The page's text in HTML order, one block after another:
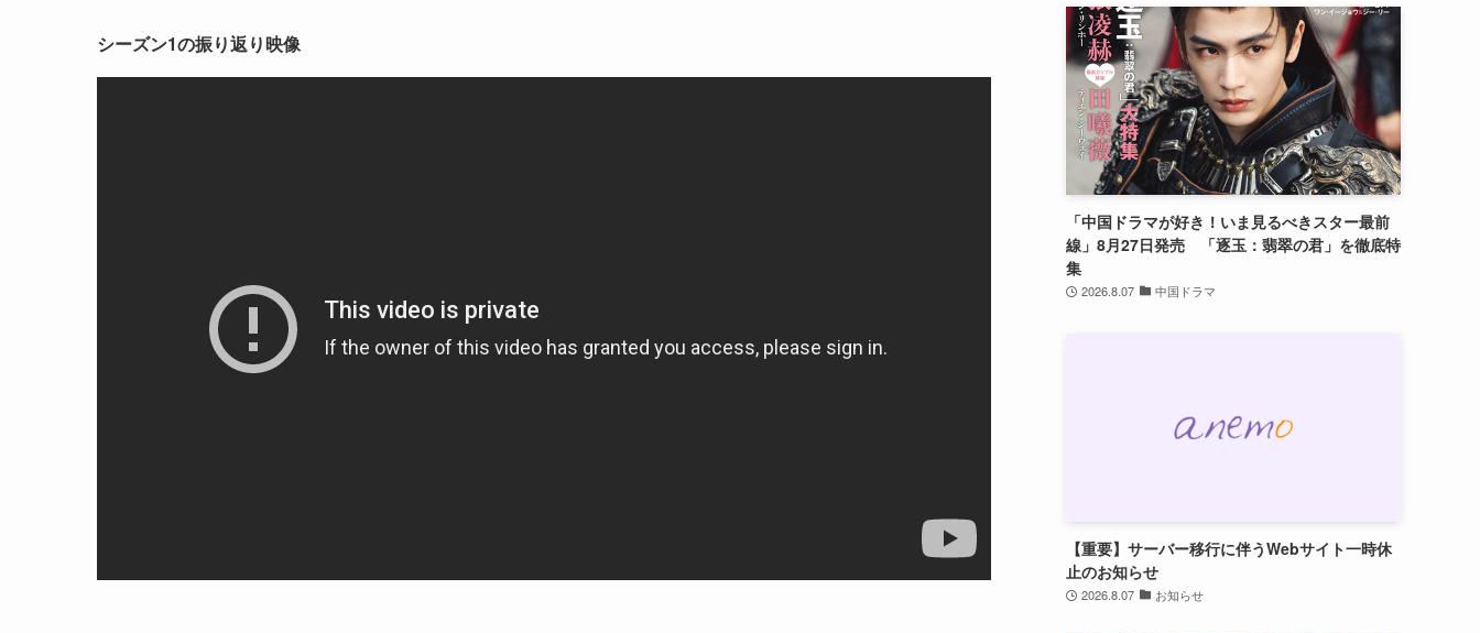
シーズン1の振り返り映像
「中国ドラマが好き！いま見るべきスター最前
線」8月27日発売 「逐玉：翡翠の君」を徹底特
集
2026.8.07 中国ドラマ
【重要】サーバー移行に伴うWebサイト一時休
止のお知らせ
2026.8.07 お知らせ